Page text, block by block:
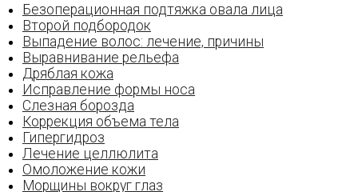
Безоперационная подтяжка овала лица
Второй подбородок
Выпадение волос: лечение‚ причины
Выравнивание рельефа
Дряблая кожа
Исправление формы носа
Слезная борозда
Коррекция объема тела
Гипергидроз
Лечение целлюлита
Омоложение кожи
Морщины вокруг глаз